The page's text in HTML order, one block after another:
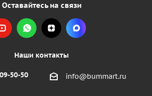
Оставайтесь на связи
Наши контакты
50-50 info@bummart.ru